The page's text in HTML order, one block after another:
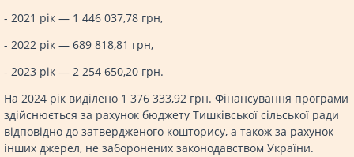
- 2021 рік — 1 446 037,78 грн,
- 2022 рік — 689 818,81 грн,
- 2023 рік — 2 254 650,20 грн.
На 2024 рік виділено 1 376 333,92 грн. Фінансування програми
здійснюється за рахунок бюджету Тишківської сільської ради
відповідно до затвердженого кошторису, а також за рахунок
інших джерел, не заборонених законодавством України.